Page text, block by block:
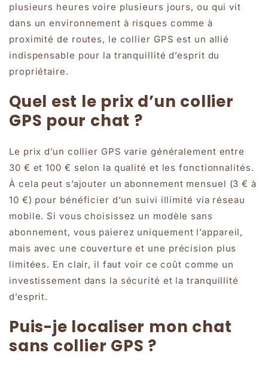
plusieurs heures voire plusieurs jours, ou qui vit
dans un environnement à risques comme à
proximité de routes, le collier GPS est un allié
indispensable pour la tranquillité d’esprit du
propriétaire.
Quel est le prix d’un collier
GPS pour chat ?
Le prix d’un collier GPS varie généralement entre
30 € et 100 € selon la qualité et les fonctionnalités.
À cela peut s’ajouter un abonnement mensuel (3 € à
10 €) pour bénéficier d’un suivi illimité via réseau
mobile. Si vous choisissez un modèle sans
abonnement, vous paierez uniquement l’appareil,
mais avec une couverture et une précision plus
limitées. En clair, il faut voir ce coût comme un
investissement dans la sécurité et la tranquillité
d’esprit.
Puis-je localiser mon chat
sans collier GPS ?